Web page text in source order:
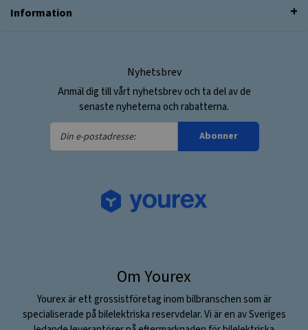
Information
Nyhetsbrev
Anmäl dig till vårt nyhetsbrev och ta del av de
senaste nyheterna och rabatterna.
Din
e-
Abonner
Om Yourex
Yourex är ett grossistföretag inom bilbranschen som är
specialiserade på bilelektriska reservdelar. Vi är en av Sveriges